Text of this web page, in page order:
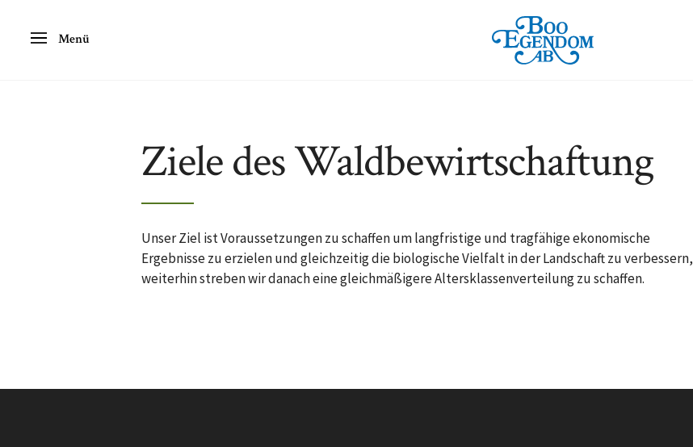
Menü
Ziele des Waldbewirtschaftung
Unser Ziel ist Voraussetzungen zu schaffen um langfristige und tragfähige ekonomische
Ergebnisse zu erzielen und gleichzeitig die biologische Vielfalt in der Landschaft zu verbessern,
weiterhin streben wir danach eine gleichmäßigere Altersklassenverteilung zu schaffen.